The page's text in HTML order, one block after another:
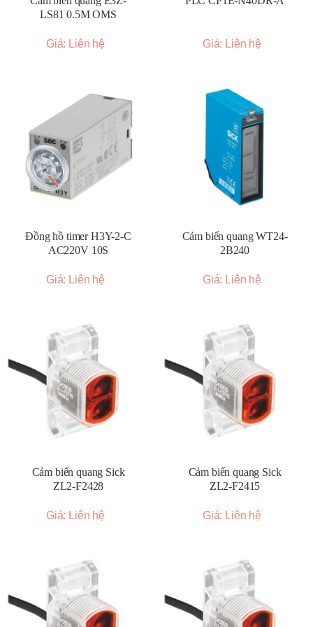
LS81 0.5M OMS
Giá: Liên hệ Giá: Liên hệ
Đồng hồ timer H3Y-2-C
AC220V 10S
Giá: Liên hệ
Cảm biến quang WT24-
2B240
Giá: Liên hệ
Cảm biến quang Sick
ZL2-F2428
Giá: Liên hệ
Cảm biến quang Sick
ZL2-F2415
Giá: Liên hệ